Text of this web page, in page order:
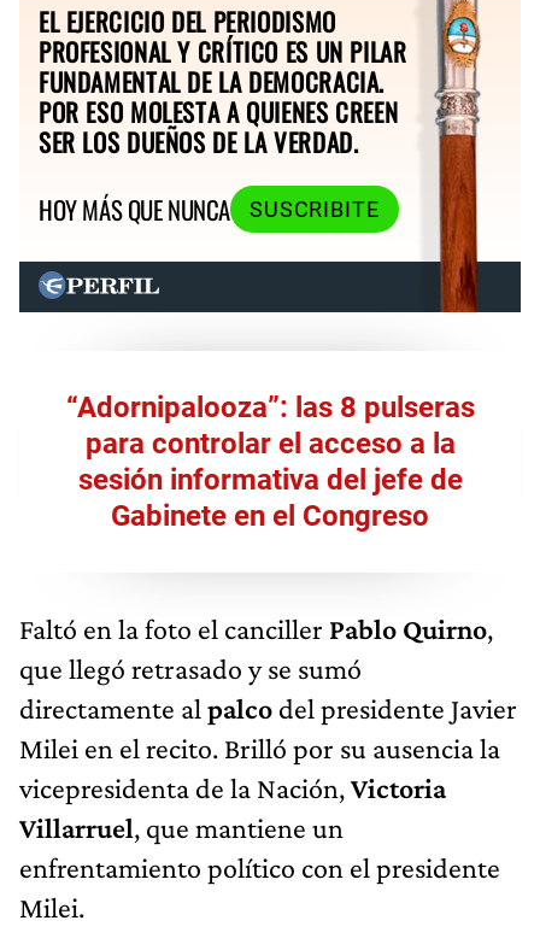
EL EJERCICIO DEL PERIODISMO
PROFESIONAL Y CRÍTICO ES UN PILAR
FUNDAMENTAL DE LA DEMOCRACIA.
POR ESO MOLESTA A QUIENES CREEN
SER LOS DUEÑOS DE LA VERDAD.
HOY MÁS QUE NUNCA
SUSCRIBITE
“Adornipalooza”: las 8 pulseras
para controlar el acceso a la
sesión informativa del jefe de
Gabinete en el Congreso
Faltó en la foto el canciller Pablo Quirno,
que llegó retrasado y se sumó
directamente al palco del presidente Javier
Milei en el recito. Brilló por su ausencia la
vicepresidenta de la Nación,Victoria
Villarruel, que mantiene un
enfrentamiento político con el presidente
Milei.